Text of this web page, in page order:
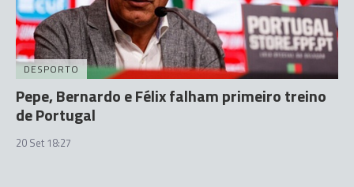
DESPORTO
Pepe, Bernardo e Félix falham primeiro treino
de Portugal
20 Set 18:27